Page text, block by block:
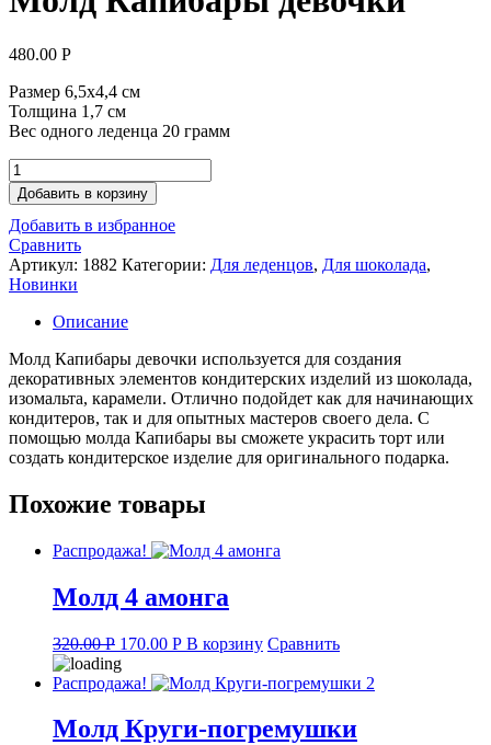
480.00 Р
Размер 6,5х4,4 см
Толщина 1,7 см
Вес одного леденца 20 грамм
Количество
товара
Молд
Капибары
девочки
Добавить в корзину
Добавить в избранное
Сравнить
Артикул: 1882 Категории: Для леденцов, Для шоколада,
Новинки
Описание
Молд Капибары девочки используется для создания
декоративных элементов кондитерских изделий из шоколада,
изомальта, карамели. Отлично подойдет как для начинающих
кондитеров, так и для опытных мастеров своего дела. С
помощью молда Капибары вы сможете украсить торт или
создать кондитерское изделие для оригинального подарка.
Похожие товары
Распродажа!
Молд 4 амонга
320.00Р Original
price
was:
170.00 РCurrent
is:
В корзину Сравнить
Распродажа!
Молд Круги-погремушки